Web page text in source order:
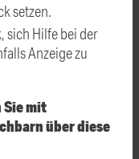
setzen.
sich Hilfe bei der
Anzeige zu
mit
über diese